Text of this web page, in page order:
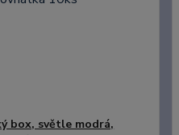
box, světle modrá,